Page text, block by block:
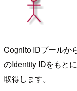
Cognito IDプールか
のIdentity IDをもと
取得します。